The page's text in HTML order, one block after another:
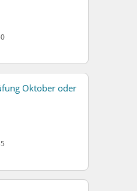
Oktober oder